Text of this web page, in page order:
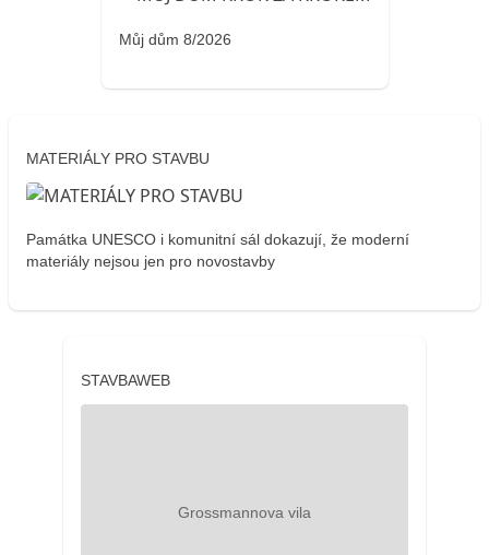
Můj dům 8/2026
MATERIÁLY PRO STAVBU
Památka UNESCO i komunitní sál dokazují, že moderní
materiály nejsou jen pro novostavby
STAVBAWEB